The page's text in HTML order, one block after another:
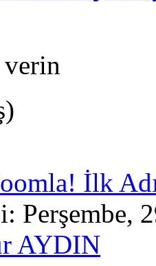
İlk
Perşembe,
AYDIN